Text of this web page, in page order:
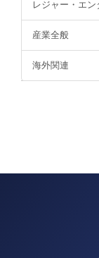
レジャー・エ
産業全般
海外関連